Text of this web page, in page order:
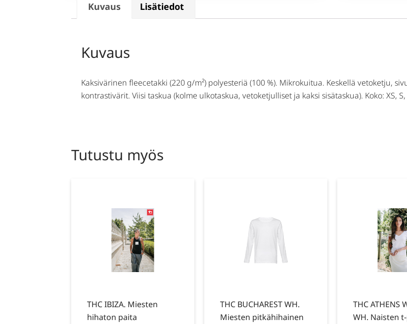
Kuvaus Lisätiedot
Kuvaus
Kaksivärinen fleecetakki (220 g/m²) polyesteriä (100 %). Mikrokuitua. Keskellä vetoketju,
kontrastivärit. Viisi taskua (kolme ulkotaskua, vetoketjulliset ja kaksi sisätaskua). Koko: XS, S,
Tutustu myös
THC IBIZA. Miesten
hihaton paita
THC BUCHAREST WH.
Miesten pitkähihainen
THC ATHENS
WH. Naisten